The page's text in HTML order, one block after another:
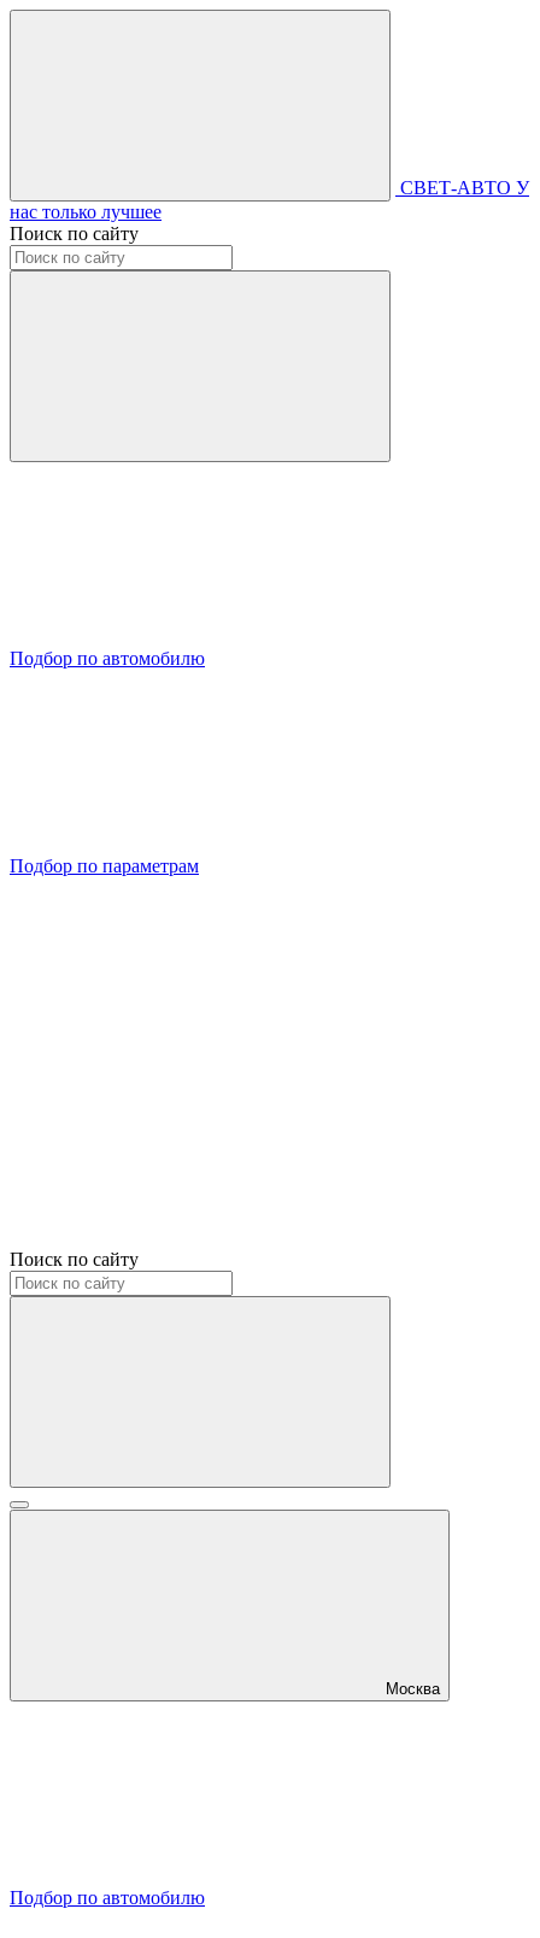
СВЕТ-АВТО У
нас только лучшее
Поиск по сайту
Подбор по автомобилю
Подбор по параметрам
Поиск по сайту
Москва
Подбор по автомобилю